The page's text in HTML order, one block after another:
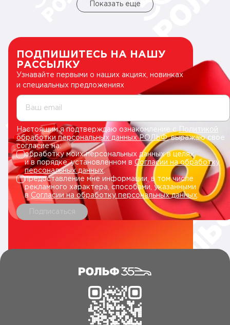
Показать еще
ПОДПИШИТЕСЬ НА НАШУ
РАССЫЛКУ
Узнавайте первыми о наших акциях, новинках
и специальных предложениях
Ваш email
Настоящим я подтверждаю ознакомление сПолитикой
обработки персональных данных РОЛЬФ, выражаю свое
согласие на:
обработку моих персональных данных в целях
и в порядке, установленном в Согласии на обработку
персональных данных.
предоставление мне информации, в том числе
рекламного характера, способами, указанными
в Согласии на обработку персональных данных
Подписаться